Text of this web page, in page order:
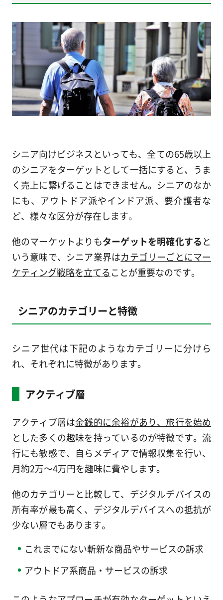
シニア向けビジネスといっても、全ての65歳以上
のシニアをターゲットとして一括にすると、うま
く売上に繋げることはできません。シニアのなか
にも、アウトドア派やインドア派、要介護者な
ど、様々な区分が存在します。
他のマーケットよりもターゲットを明確化すると
いう意味で、シニア業界はカテゴリーごとにマー
ケティング戦略を立てることが重要なのです。
シニアのカテゴリーと特徴
シニア世代は下記のようなカテゴリーに分けら
れ、それぞれに特徴があります。
アクティブ層
アクティブ層は金銭的に余裕があり、旅行を始め
とした多くの趣味を持っているのが特徴です。流
行にも敏感で、自らメディアで情報収集を行い、
月約2万～4万円を趣味に費やします。
他のカテゴリーと比較して、デジタルデバイスの
所有率が最も高く、デジタルデバイスへの抵抗が
少ない層でもあります。
これまでにない斬新な商品やサービスの訴求
アウトドア系商品・サービスの訴求